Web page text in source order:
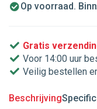
Op voorraad.
Gratis
Voor 14:00 uur
Veilig bestellen
Beschrijving